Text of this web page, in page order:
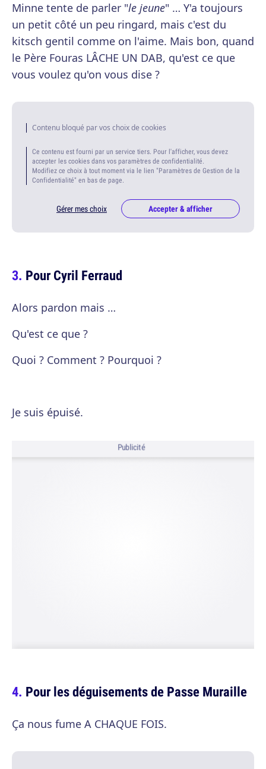
Minne tente de parler "le jeune" … Y'a toujours
un petit côté un peu ringard, mais c'est du
kitsch gentil comme on l'aime. Mais bon, quand
le Père Fouras LÂCHE UN DAB, qu'est ce que
vous voulez qu'on vous dise ?
Contenu bloqué par vos choix de cookies
Ce contenu est fourni par un service tiers. Pour l'afficher, vous devez
accepter les cookies dans vos paramètres de confidentialité.
Modifiez ce choix à tout moment via le lien "Paramètres de Gestion de la
Confidentialité" en bas de page.
Gérer mes choix Accepter & afficher
Pour Cyril Ferraud
Alors pardon mais …
Qu'est ce que ?
Quoi ? Comment ? Pourquoi ?
Je suis épuisé.
Publicité
Pour les déguisements de Passe Muraille
Ça nous fume A CHAQUE FOIS.